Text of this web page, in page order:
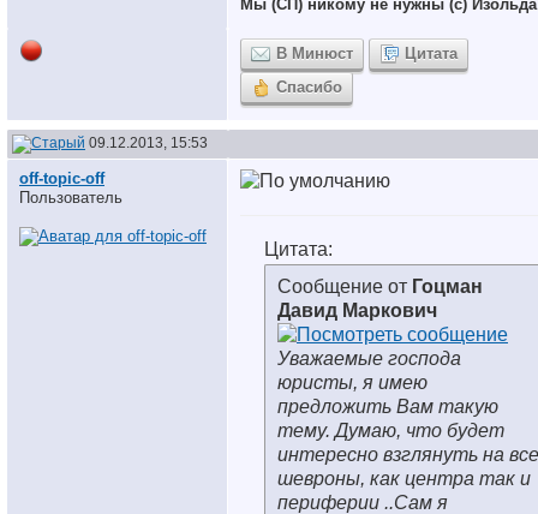
Мы (СП) никому не нужны (с) Изольда
В Минюст
Цитата
Спасибо
09.12.2013, 15:53
off-topic-off
Пользователь
Цитата:
Сообщение от Гоцман
Давид Маркович
Уважаемые господа
юристы, я имею
предложить Вам такую
тему. Думаю, что будет
интересно взглянуть на все
шевроны, как центра так и
периферии ..Сам я